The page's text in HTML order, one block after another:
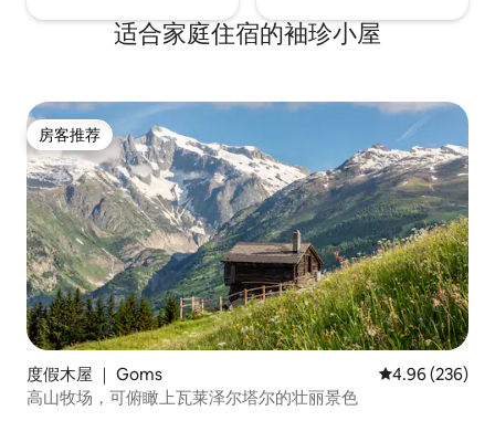
适合家庭住宿的袖珍小屋
房客推荐
房客推荐
度假木屋 ｜ Goms 平均评分 4.96
4.96 (236)
高山牧场，可俯瞰上瓦莱泽尔塔尔的壮丽景色